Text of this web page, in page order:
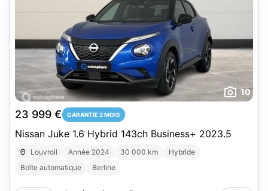
10
23 999 € GARANTIE 2 MOIS
Nissan Juke 1.6 Hybrid 143ch Business+ 2023.5
Louvroil Année 2024 30 000 km
Hybride
Boîte automatique
Berline